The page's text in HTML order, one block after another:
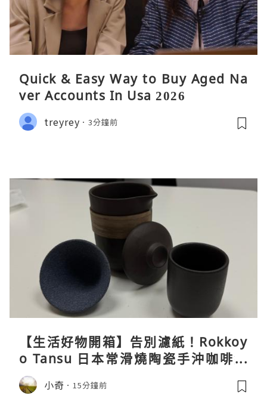
Quick & Easy Way to Buy Aged Na
ver Accounts In Usa 2026
treyrey 3分鐘前
【生活好物開箱】告別濾紙！Rokkoy
o Tansu 日本常滑燒陶瓷手沖咖啡組
親身試用＆真實評價
小奇 15分鐘前